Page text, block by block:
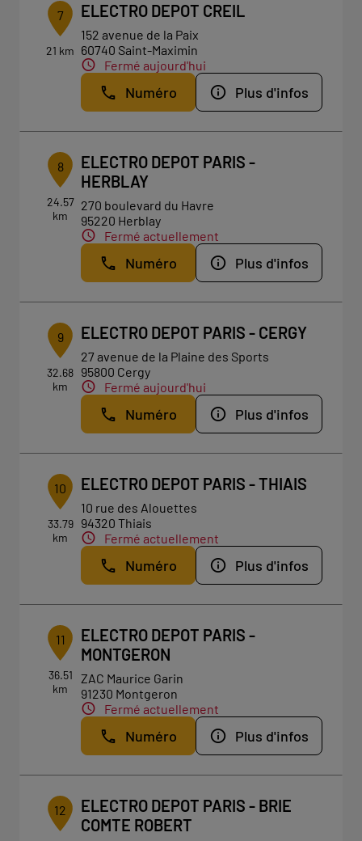
7
21 km
ELECTRO DEPOT CREIL
152 avenue de la Paix
60740 Saint-Maximin
Fermé aujourd'hui
Numéro Plus d'infos
8
24.57
km
ELECTRO DEPOT PARIS -
HERBLAY
270 boulevard du Havre
95220 Herblay
Fermé actuellement
Numéro Plus d'infos
9
32.68
km
ELECTRO DEPOT PARIS - CERGY
27 avenue de la Plaine des Sports
95800 Cergy
Fermé aujourd'hui
Numéro Plus d'infos
10
33.79
km
ELECTRO DEPOT PARIS - THIAIS
10 rue des Alouettes
94320 Thiais
Fermé actuellement
Numéro Plus d'infos
11
36.51
km
ELECTRO DEPOT PARIS -
MONTGERON
ZAC Maurice Garin
91230 Montgeron
Fermé actuellement
Numéro Plus d'infos
12
ELECTRO DEPOT PARIS - BRIE
COMTE ROBERT